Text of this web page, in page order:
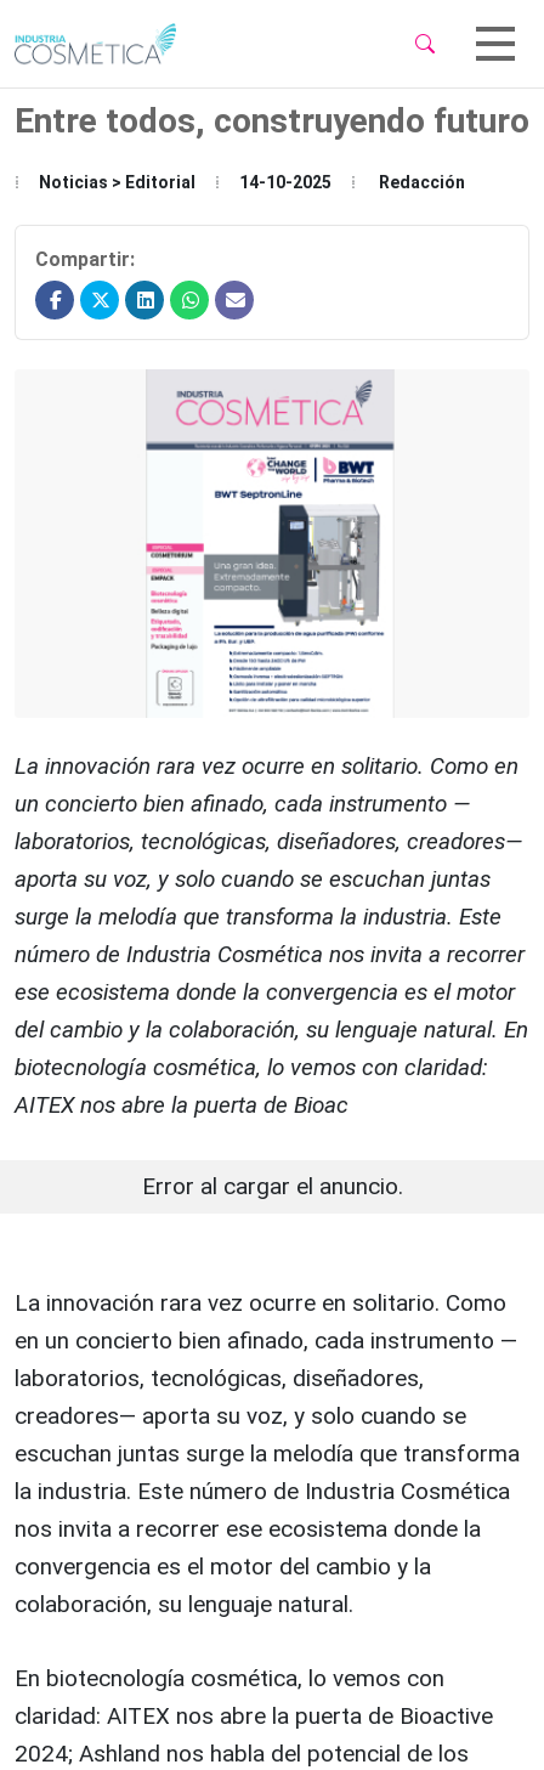
Menu
Menu
Entre todos, construyendo futuro
Noticias > Editorial 14-10-2025 Redacción
Compartir:
La innovación rara vez ocurre en solitario. Como en
un concierto bien afinado, cada instrumento —
laboratorios, tecnológicas, diseñadores, creadores—
aporta su voz, y solo cuando se escuchan juntas
surge la melodía que transforma la industria. Este
número de Industria Cosmética nos invita a recorrer
ese ecosistema donde la convergencia es el motor
del cambio y la colaboración, su lenguaje natural. En
biotecnología cosmética, lo vemos con claridad:
AITEX nos abre la puerta de Bioac
Error al cargar el anuncio.
La innovación rara vez ocurre en solitario. Como
en un concierto bien afinado, cada instrumento —
laboratorios, tecnológicas, diseñadores,
creadores— aporta su voz, y solo cuando se
escuchan juntas surge la melodía que transforma
la industria. Este número de Industria Cosmética
nos invita a recorrer ese ecosistema donde la
convergencia es el motor del cambio y la
colaboración, su lenguaje natural.
En biotecnología cosmética, lo vemos con
claridad: AITEX nos abre la puerta de Bioactive
2024; Ashland nos habla del potencial de los